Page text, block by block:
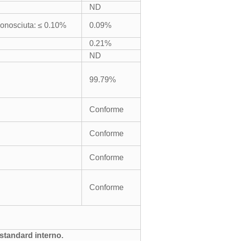
ND
≤ 0.10% 0.09%
0.21%
ND
99.79%
Conforme
Conforme
Conforme
Conforme
interno.